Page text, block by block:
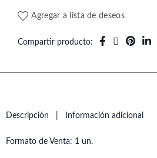
Agregar a lista de deseos
Compartir producto
Descripción Información adicional
Formato de Venta: 1 un.